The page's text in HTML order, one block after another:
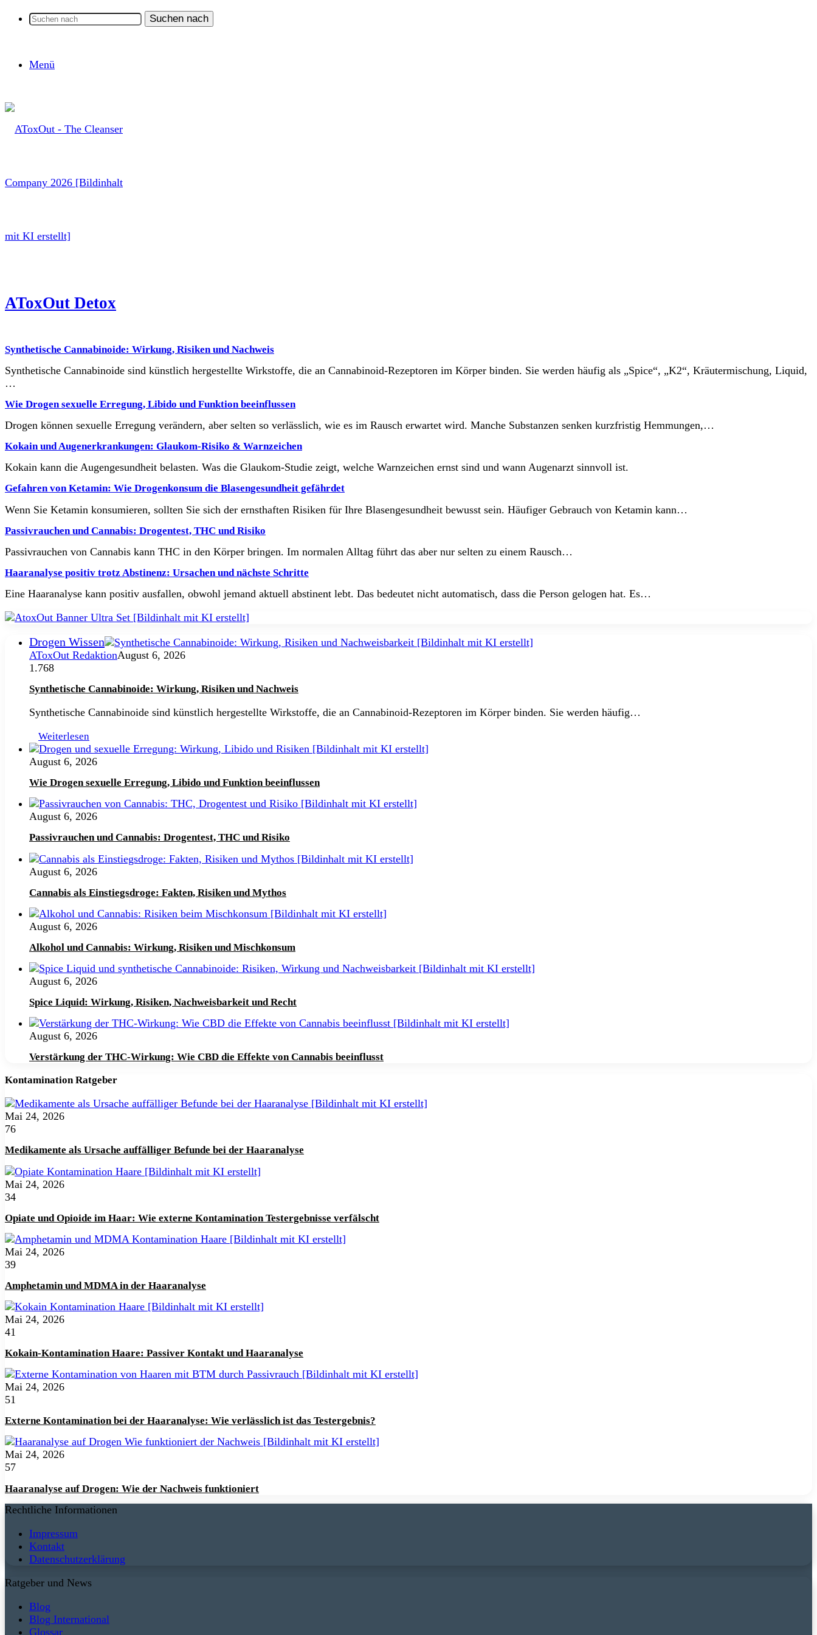
Suchen nach
Menü
AToxOut Detox
Synthetische Cannabinoide: Wirkung, Risiken und Nachweis
Synthetische Cannabinoide sind künstlich hergestellte Wirkstoffe, die an Cannabinoid-Rezeptoren im Körper binden. Sie werden häufig als „Spice“, „K2“, Kräutermischung, Liquid,
…
Wie Drogen sexuelle Erregung, Libido und Funktion beeinflussen
Drogen können sexuelle Erregung verändern, aber selten so verlässlich, wie es im Rausch erwartet wird. Manche Substanzen senken kurzfristig Hemmungen,…
Kokain und Augenerkrankungen: Glaukom-Risiko & Warnzeichen
Kokain kann die Augengesundheit belasten. Was die Glaukom-Studie zeigt, welche Warnzeichen ernst sind und wann Augenarzt sinnvoll ist.
Gefahren von Ketamin: Wie Drogenkonsum die Blasengesundheit gefährdet
Wenn Sie Ketamin konsumieren, sollten Sie sich der ernsthaften Risiken für Ihre Blasengesundheit bewusst sein. Häufiger Gebrauch von Ketamin kann…
Passivrauchen und Cannabis: Drogentest, THC und Risiko
Passivrauchen von Cannabis kann THC in den Körper bringen. Im normalen Alltag führt das aber nur selten zu einem Rausch…
Haaranalyse positiv trotz Abstinenz: Ursachen und nächste Schritte
Eine Haaranalyse kann positiv ausfallen, obwohl jemand aktuell abstinent lebt. Das bedeutet nicht automatisch, dass die Person gelogen hat. Es…
Drogen Wissen
AToxOut RedaktionAugust 6, 2026
1.768
Synthetische Cannabinoide: Wirkung, Risiken und Nachweis
Synthetische Cannabinoide sind künstlich hergestellte Wirkstoffe, die an Cannabinoid-Rezeptoren im Körper binden. Sie werden häufig…
Weiterlesen
August 6, 2026
Wie Drogen sexuelle Erregung, Libido und Funktion beeinflussen
August 6, 2026
Passivrauchen und Cannabis: Drogentest, THC und Risiko
August 6, 2026
Cannabis als Einstiegsdroge: Fakten, Risiken und Mythos
August 6, 2026
Alkohol und Cannabis: Wirkung, Risiken und Mischkonsum
August 6, 2026
Spice Liquid: Wirkung, Risiken, Nachweisbarkeit und Recht
August 6, 2026
Verstärkung der THC-Wirkung: Wie CBD die Effekte von Cannabis beeinflusst
Kontamination Ratgeber
Mai 24, 2026
76
Medikamente als Ursache auffälliger Befunde bei der Haaranalyse
Mai 24, 2026
34
Opiate und Opioide im Haar: Wie externe Kontamination Testergebnisse verfälscht
Mai 24, 2026
39
Amphetamin und MDMA in der Haaranalyse
Mai 24, 2026
41
Kokain-Kontamination Haare: Passiver Kontakt und Haaranalyse
Mai 24, 2026
51
Externe Kontamination bei der Haaranalyse: Wie verlässlich ist das Testergebnis?
Mai 24, 2026
57
Haaranalyse auf Drogen: Wie der Nachweis funktioniert
Rechtliche Informationen
Impressum
Kontakt
Datenschutzerklärung
Ratgeber und News
Blog
Blog International
Glossar